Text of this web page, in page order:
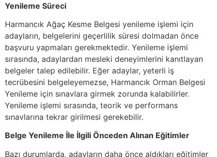
Yenileme Süreci
Harmancık Ağaç Kesme Belgesi yenileme işlemi için
adayların, belgelerini geçerlilik süresi dolmadan önce
başvuru yapmaları gerekmektedir. Yenileme işlemi
sırasında, adaylardan mesleki deneyimlerini kanıtlayan
belgeler talep edilebilir. Eğer adaylar, yeterli iş
tecrübesini belgeleyemezse, Harmancık Orman Belgesi
Yenileme için sınavlara girmek zorunda kalabilirler.
Yenileme işlemi sırasında, teorik ve performans
sınavlarına tekrar girilmesi gerekebilir.
Belge Yenileme İle İlgili Önceden Alınan Eğitimler
Bazı durumlarda, adayların daha önce aldıkları eğitimler